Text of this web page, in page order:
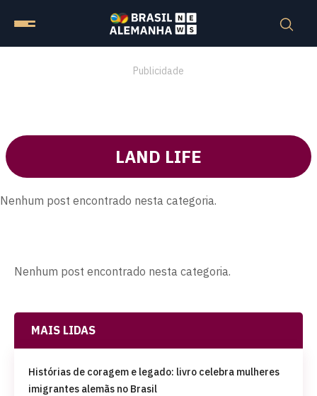
Publicidade
LAND LIFE
Nenhum post encontrado nesta categoria.
Nenhum post encontrado nesta categoria.
MAIS LIDAS
Histórias de coragem e legado: livro celebra mulheres
imigrantes alemãs no Brasil